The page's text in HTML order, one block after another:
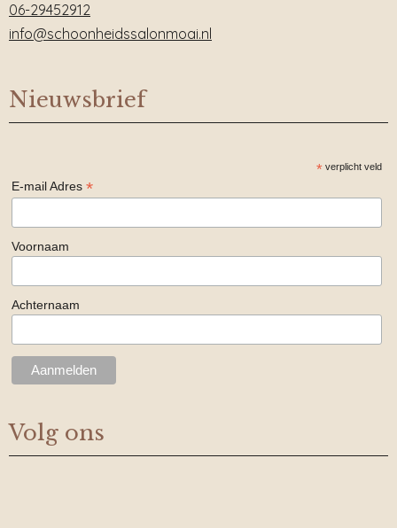
06-29452912
info@schoonheidssalonmoai.nl
Nieuwsbrief
*verplicht veld
E-mail Adres*
Voornaam
Achternaam
Volg ons